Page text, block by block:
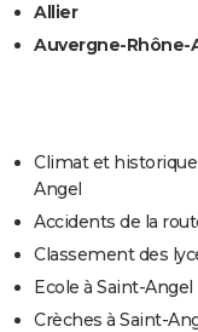
Allier
Auvergne-Rhône-
Climat et
Angel
Accidents de la
Classement des
Ecole à Saint-Angel
Crèches à Saint-